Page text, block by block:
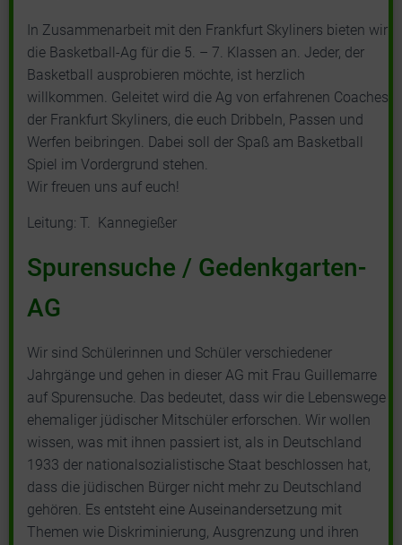
In Zusammenarbeit mit den Frankfurt Skyliners bieten wir
die Basketball-Ag für die 5. – 7. Klassen an. Jeder, der
Basketball ausprobieren möchte, ist herzlich
willkommen. Geleitet wird die Ag von erfahrenen Coaches
der Frankfurt Skyliners, die euch Dribbeln, Passen und
Werfen beibringen. Dabei soll der Spaß am Basketball
Spiel im Vordergrund stehen.
Wir freuen uns auf euch!
Leitung: T. Kannegießer
Spurensuche / Gedenkgarten-
AG
Wir sind Schülerinnen und Schüler verschiedener
Jahrgänge und gehen in dieser AG mit Frau Guillemarre
auf Spurensuche. Das bedeutet, dass wir die Lebenswege
ehemaliger jüdischer Mitschüler erforschen. Wir wollen
wissen, was mit ihnen passiert ist, als in Deutschland
1933 der nationalsozialistische Staat beschlossen hat,
dass die jüdischen Bürger nicht mehr zu Deutschland
gehören. Es entsteht eine Auseinandersetzung mit
Themen wie Diskriminierung, Ausgrenzung und ihren